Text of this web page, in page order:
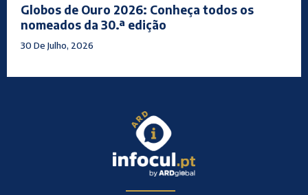
Globos de Ouro 2026: Conheça todos os
nomeados da 30.ª edição
30 De Julho, 2026